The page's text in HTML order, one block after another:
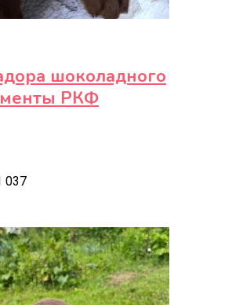
шоколадного
РКФ
037